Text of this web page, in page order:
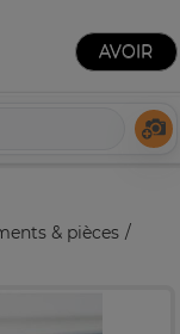
une annonce
& pièces
AVOIR